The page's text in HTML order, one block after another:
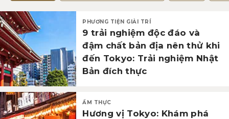
PHƯƠNG TIỆN GIẢI TRÍ
9 trải nghiệm độc đáo và
đậm chất bản địa nên thử khi
đến Tokyo: Trải nghiệm Nhật
Bản đích thực
ẨM THỰC
Hương vị Tokyo: Khám phá